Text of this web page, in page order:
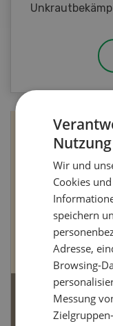
Bio-Artikel
Wir und
Cookies
speichern
Adresse,
Browsing-
Messung